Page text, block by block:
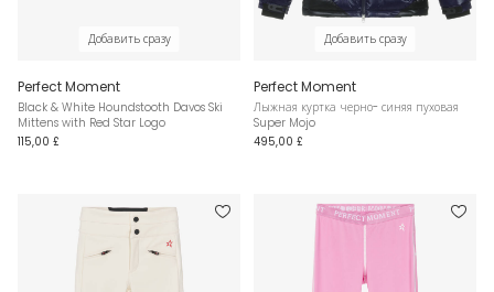
Добавить сразу
Perfect Moment
Black & White Houndstooth Davos Ski
Mittens with Red Star Logo
115,00 £
Добавить сразу
Perfect Moment
Лыжная куртка черно- синяя пуховая
Super Mojo
495,00 £